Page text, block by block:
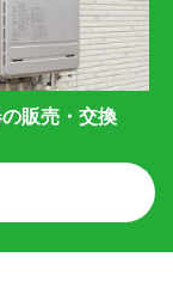
販売・交換